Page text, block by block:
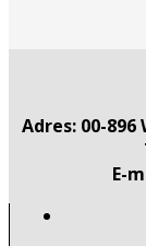
Adres: 00-
E-